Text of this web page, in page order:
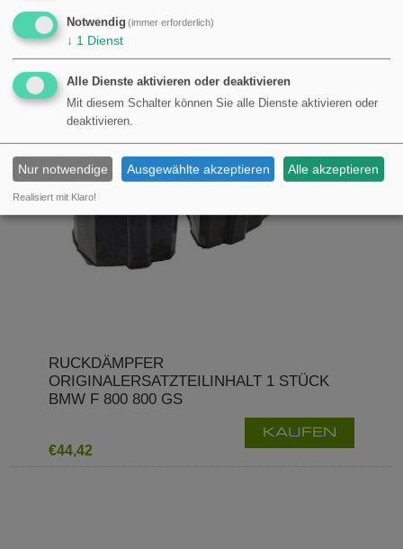
RUCKDÄMPFER
ORIGINALERSATZTEILINHALT 1 STÜCK
BMW F 800 800 GS
€44,42
KAUFEN
Notwendig (immer erforderlich)
↓ 1 Dienst
Alle Dienste aktivieren oder deaktivieren
Mit diesem Schalter können Sie alle Dienste aktivieren oder
deaktivieren.
Nur notwendige Ausgewählte akzeptieren Alle akzeptieren
Realisiert mit Klaro!